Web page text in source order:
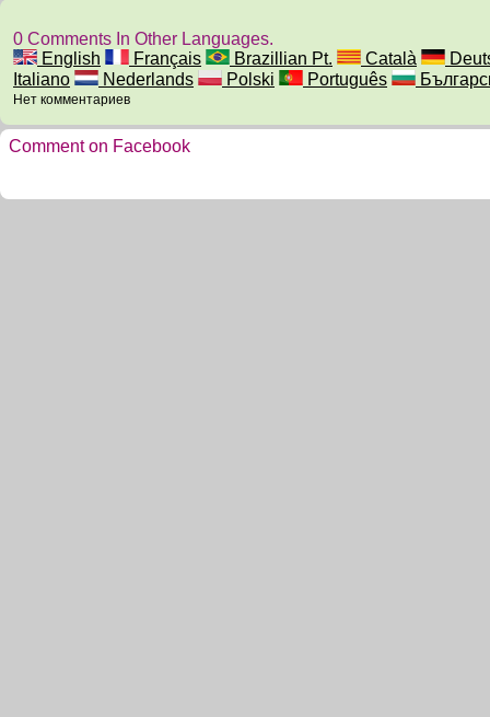
0 Comments In Other Languages.
English
Français Brazillian Pt. Català
Italiano
Nederlands Polski Português
Нет комментариев
Comment on Facebook